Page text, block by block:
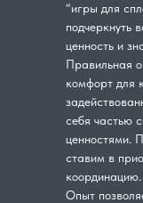
“игры для
подчеркнуть
ценность и
Правильная
комфорт для
себя частью
ценностями.
ставим в
координацию.
Опыт